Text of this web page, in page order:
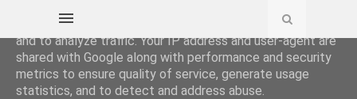
This site uses cookies from Google to deliver its services
and to analyze traffic. Your IP address and user-agent are
shared with Google along with performance and security
metrics to ensure quality of service, generate usage
statistics, and to detect and address abuse.